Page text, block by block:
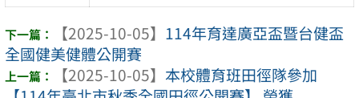
【2025-10-05】 114年育達廣亞盃暨台健盃
全國健美健體公開賽
【2025-10-05】 本校體育班田徑隊參加